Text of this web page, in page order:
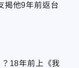
揭他9年前返台
18年前上《我